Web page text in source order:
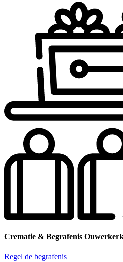
Crematie & Begrafenis
Regel de begrafenis